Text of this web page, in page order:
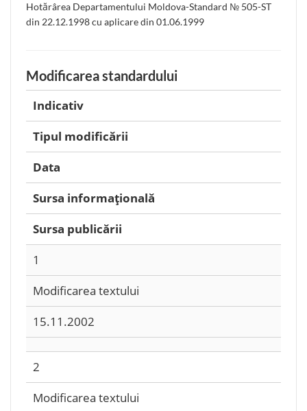
Hotărârea Departamentului Moldova-Standard № 505-ST
din 22.12.1998 cu aplicare din 01.06.1999
Modificarea standardului
Indicativ
Tipul modificării
Data
Sursa informațională
Sursa publicării
1
Modificarea textului
15.11.2002
2
Modificarea textului